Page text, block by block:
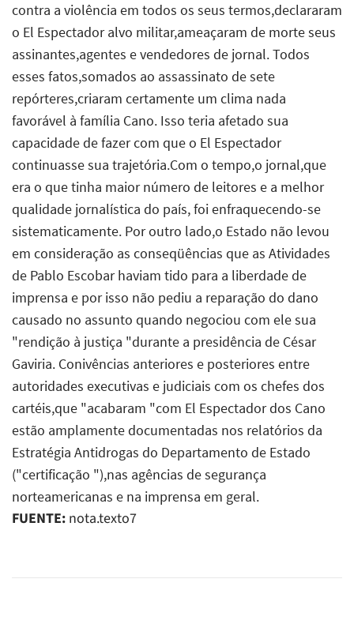
contra a violência em todos os seus termos,declararam
o El Espectador alvo militar,ameaçaram de morte seus
assinantes,agentes e vendedores de jornal. Todos
esses fatos,somados ao assassinato de sete
repórteres,criaram certamente um clima nada
favorável à família Cano. Isso teria afetado sua
capacidade de fazer com que o El Espectador
continuasse sua trajetória.Com o tempo,o jornal,que
era o que tinha maior número de leitores e a melhor
qualidade jornalística do país, foi enfraquecendo-se
sistematicamente. Por outro lado,o Estado não levou
em consideração as conseqüências que as Atividades
de Pablo Escobar haviam tido para a liberdade de
imprensa e por isso não pediu a reparação do dano
causado no assunto quando negociou com ele sua
"rendição à justiça "durante a presidência de César
Gaviria. Conivências anteriores e posteriores entre
autoridades executivas e judiciais com os chefes dos
cartéis,que "acabaram "com El Espectador dos Cano
estão amplamente documentadas nos relatórios da
Estratégia Antidrogas do Departamento de Estado
("certificação "),nas agências de segurança
norteamericanas e na imprensa em geral.
FUENTE: nota.texto7